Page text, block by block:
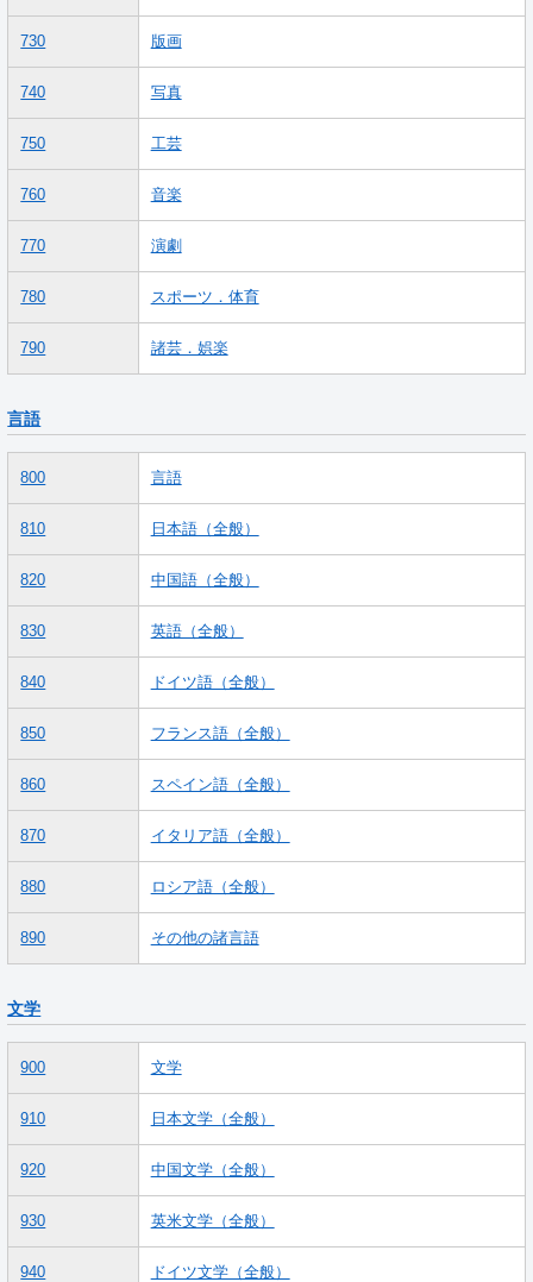
730 版画
740 写真
750 工芸
760 音楽
770 演劇
780 スポーツ．体育
790 諸芸．娯楽
言語
800 言語
810 日本語（全般）
820 中国語（全般）
830 英語（全般）
840 ドイツ語（全般）
850 フランス語（全般）
860 スペイン語（全般）
870 イタリア語（全般）
880 ロシア語（全般）
890 その他の諸言語
文学
900 文学
910 日本文学（全般）
920 中国文学（全般）
930 英米文学（全般）
940 ドイツ文学（全般）